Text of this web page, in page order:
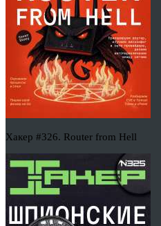
Хакер #326. Router from Hell